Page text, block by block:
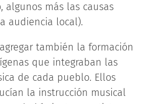
algunos más las causas
audiencia local).
también la formación
que integraban las
de cada pueblo. Ellos
la instrucción musical